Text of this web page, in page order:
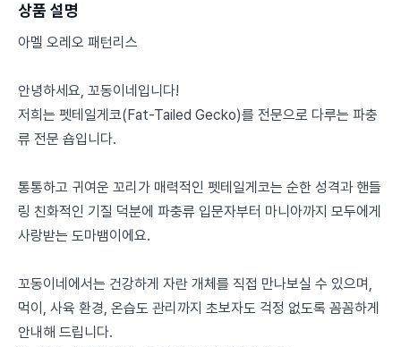
상품 설명
아멜 오레오 패턴리스
안녕하세요, 꼬동이네입니다!
저희는 펫테일게코(Fat-Tailed Gecko)를 전문으로 다루는 파충
류 전문 숍입니다.
통통하고 귀여운 꼬리가 매력적인 펫테일게코는 순한 성격과 핸들
링 친화적인 기질 덕분에 파충류 입문자부터 마니아까지 모두에게
사랑받는 도마뱀이에요.
꼬동이네에서는 건강하게 자란 개체를 직접 만나보실 수 있으며,
먹이, 사육 환경, 온습도 관리까지 초보자도 걱정 없도록 꼼꼼하게
안내해 드립니다.